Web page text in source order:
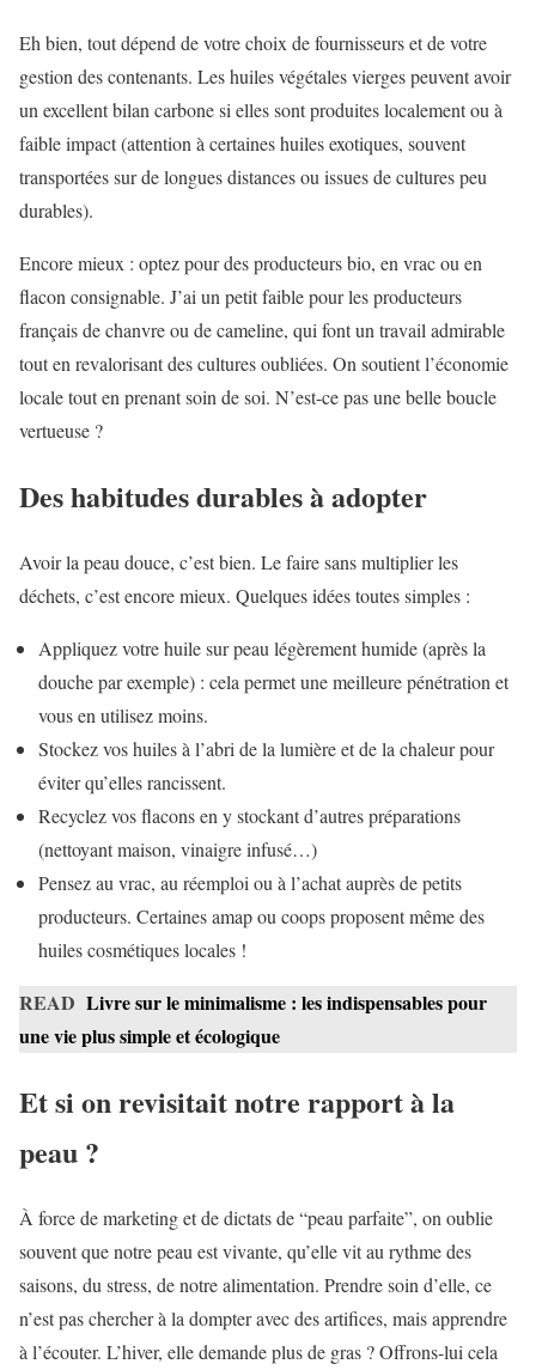
Eh bien, tout dépend de votre choix de fournisseurs et de votre
gestion des contenants. Les huiles végétales vierges peuvent avoir
un excellent bilan carbone si elles sont produites localement ou à
faible impact (attention à certaines huiles exotiques, souvent
transportées sur de longues distances ou issues de cultures peu
durables).
Encore mieux : optez pour des producteurs bio, en vrac ou en
flacon consignable. J’ai un petit faible pour les producteurs
français de chanvre ou de cameline, qui font un travail admirable
tout en revalorisant des cultures oubliées. On soutient l’économie
locale tout en prenant soin de soi. N’est-ce pas une belle boucle
vertueuse ?
Des habitudes durables à adopter
Avoir la peau douce, c’est bien. Le faire sans multiplier les
déchets, c’est encore mieux. Quelques idées toutes simples :
Appliquez votre huile sur peau légèrement humide (après la
douche par exemple) : cela permet une meilleure pénétration et
vous en utilisez moins.
Stockez vos huiles à l’abri de la lumière et de la chaleur pour
éviter qu’elles rancissent.
Recyclez vos flacons en y stockant d’autres préparations
(nettoyant maison, vinaigre infusé…)
Pensez au vrac, au réemploi ou à l’achat auprès de petits
producteurs. Certaines amap ou coops proposent même des
huiles cosmétiques locales !
READ Livre sur le minimalisme : les indispensables pour
une vie plus simple et écologique
Et si on revisitait notre rapport à la
peau ?
À force de marketing et de dictats de “peau parfaite”, on oublie
souvent que notre peau est vivante, qu’elle vit au rythme des
saisons, du stress, de notre alimentation. Prendre soin d’elle, ce
n’est pas chercher à la dompter avec des artifices, mais apprendre
à l’écouter. L’hiver, elle demande plus de gras ? Offrons-lui cela